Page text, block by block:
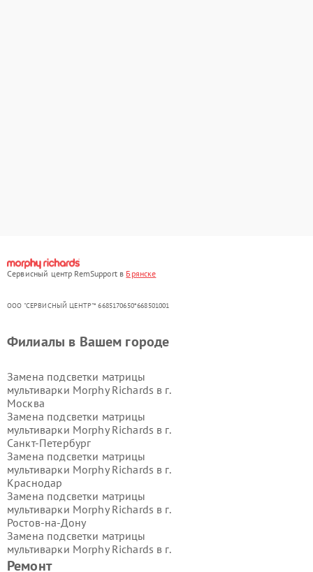
Сервисный центр RemSupport в Брянске
ООО "СЕРВИСНЫЙ ЦЕНТР"* 6685170650*668501001
Ремонт
Филиалы в Вашем городе
Замена подсветки матрицы
мультиварки Morphy Richards в г.
Москва
Замена подсветки матрицы
мультиварки Morphy Richards в г.
Санкт-Петербург
Замена подсветки матрицы
мультиварки Morphy Richards в г.
Краснодар
Замена подсветки матрицы
мультиварки Morphy Richards в г.
Ростов-на-Дону
Замена подсветки матрицы
мультиварки Morphy Richards в г.
Нижний Новгород